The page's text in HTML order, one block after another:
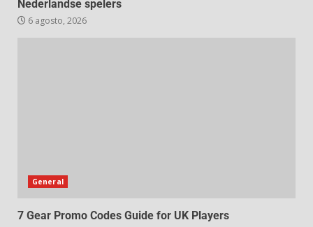
Nederlandse spelers
6 agosto, 2026
General
7 Gear Promo Codes Guide for UK Players